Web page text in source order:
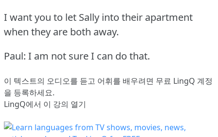
I want you to let Sally into their apartment
when they are both away.
Paul: I am not sure I can do that.
이 텍스트의 오디오를 듣고 어휘를 배우려면 무료 LingQ 계정
을 등록하세요.
LingQ에서 이 강의 열기